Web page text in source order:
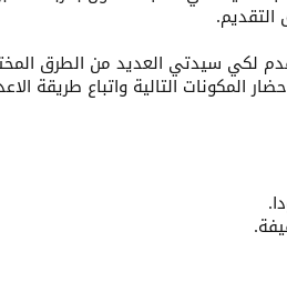
لكي سيدتي العديد من الطرق
المكونات التالية واتباع طريقة